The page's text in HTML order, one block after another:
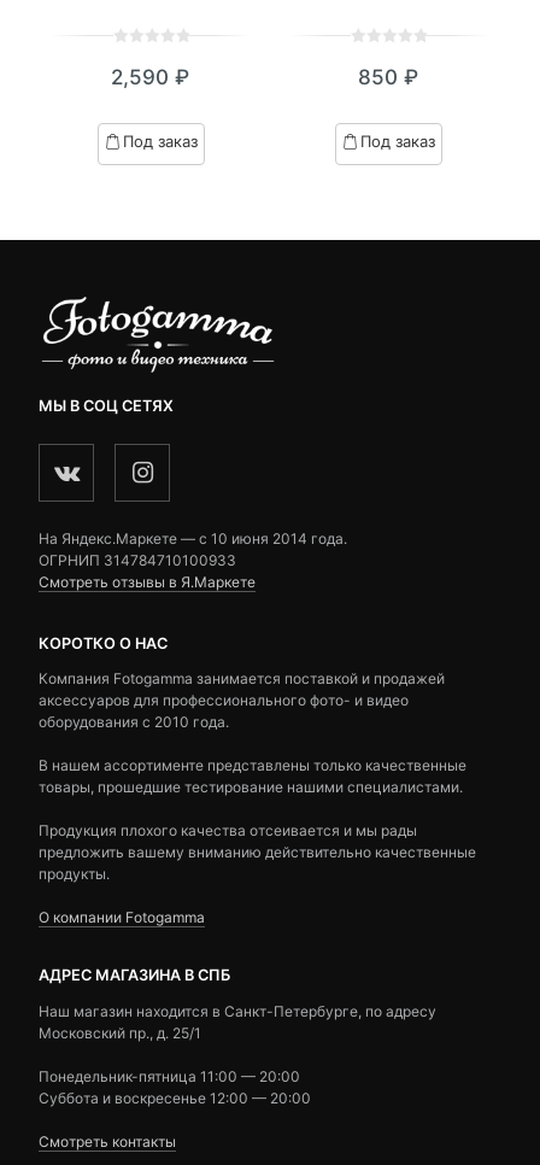
out
based
on
2,590 ₽
Под заказ
out
based
on
850 ₽
Под заказ
МЫ В СОЦ СЕТЯХ
На Яндекс.Маркете — c 10 июня 2014 года.
ОГРНИП 314784710100933
Смотреть отзывы в Я.Маркете
КОРОТКО О НАС
Компания Fotogamma занимается поставкой и продажей
аксессуаров для профессионального фото- и видео
оборудования с 2010 года.
В нашем ассортименте представлены только качественные
товары, прошедшие тестирование нашими специалистами.
Продукция плохого качества отсеивается и мы рады
предложить вашему вниманию действительно качественные
продукты.
О компании Fotogamma
АДРЕС МАГАЗИНА В СПБ
Наш магазин находится в Санкт-Петербурге, по адресу
Московский пр., д. 25/1
Понедельник-пятница 11:00 — 20:00
Суббота и воскресенье 12:00 — 20:00
Смотреть контакты